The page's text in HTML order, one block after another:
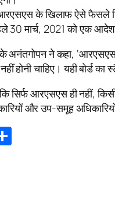
के खिलाफ ऐसे फैसले
30 मार्च, 2021 को एक आदेश
के अनंतगोपन ने कहा,
होनी चाहिए। यही बोर्ड का
सिर्फ आरएसएस ही नहीं,
और उप-समूह